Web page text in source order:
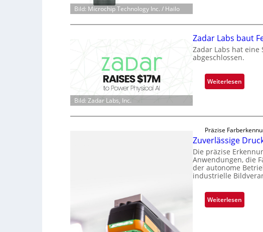
e
r
n
i
m
t
r
k
V
i
s
i
n
Bild: Microchip Technology Inc. / Hailo
r
o
c
h
p
p
t
Ü
b
e
r
a
h
Bild: Zadar Labs, Inc.
Zadar Labs baut
Zadar Labs hat eine
abgeschlossen.
Weiterlesen:
Z
r
L
a
b
s
u
Präzise
Zuverlässige
Die präzise
Anwendungen, die
der autonome
industrielle
Weiterlesen:
Z